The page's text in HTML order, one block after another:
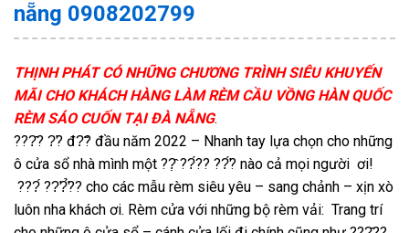
nẵng 0908202799
THỊNH PHÁT CÓ NHỮNG CHƯƠNG TRÌNH SIÊU KHUYẾN
MÃI CHO KHÁCH HÀNG LÀM RÈM CẦU VỒNG HÀN QUỐC
RÈM SÁO CUỐN TẠI ĐÀ NẴNG.
???̂? ?̛? đ?̃? đầu năm 2022 – Nhanh tay lựa chọn cho những
ô cửa sổ nhà mình một ??̣̂ ??́?? ??̛́? nào cả mọi người ơi!
???́ ??̛?̛̉?? cho các mẫu rèm siêu yêu – sang chảnh – xịn xò
luôn nha khách ơi. Rèm cửa với những bộ rèm vải: Trang trí